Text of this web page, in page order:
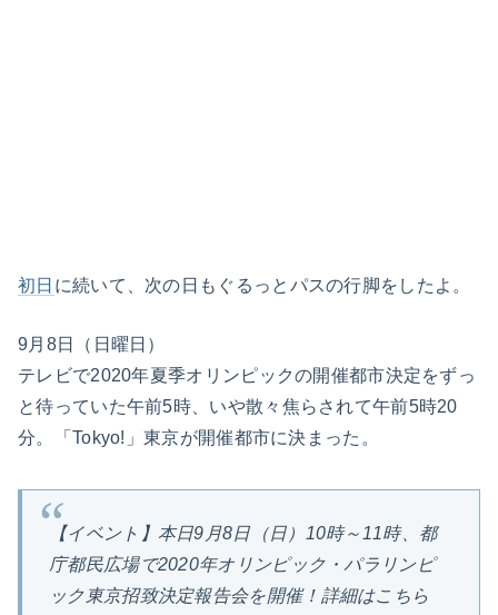
初日 に続いて、次の日もぐるっとパスの行脚をしたよ。
9月8日（日曜日）
テレビで2020年夏季オリンピックの開催都市決定をずっ
と待っていた午前5時、いや散々焦らされて午前5時20
分。「Tokyo!」東京が開催都市に決まった。
【イベント】本日9月8日（日）10時～11時、都
庁都民広場で2020年オリンピック・パラリンピ
ック東京招致決定報告会を開催！詳細はこちら